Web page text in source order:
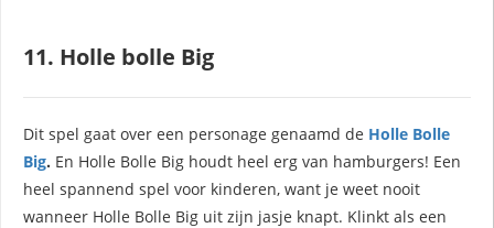
11. Holle bolle Big
Dit spel gaat over een personage genaamd de Holle Bolle
Big. En Holle Bolle Big houdt heel erg van hamburgers! Een
heel spannend spel voor kinderen, want je weet nooit
wanneer Holle Bolle Big uit zijn jasje knapt. Klinkt als een